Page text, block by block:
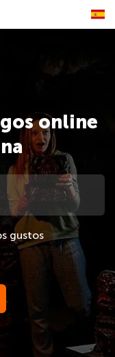
online
gustos